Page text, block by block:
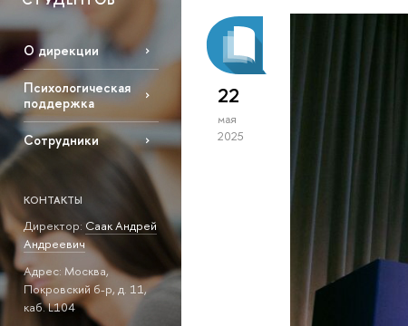
О дирекции
Психологическая
поддержка
Сотрудники
КОНТАКТЫ
Директор: Саак Андрей
Андреевич
Адрес: Москва,
Покровский б-р, д. 11,
каб. L104
22
мая
2025